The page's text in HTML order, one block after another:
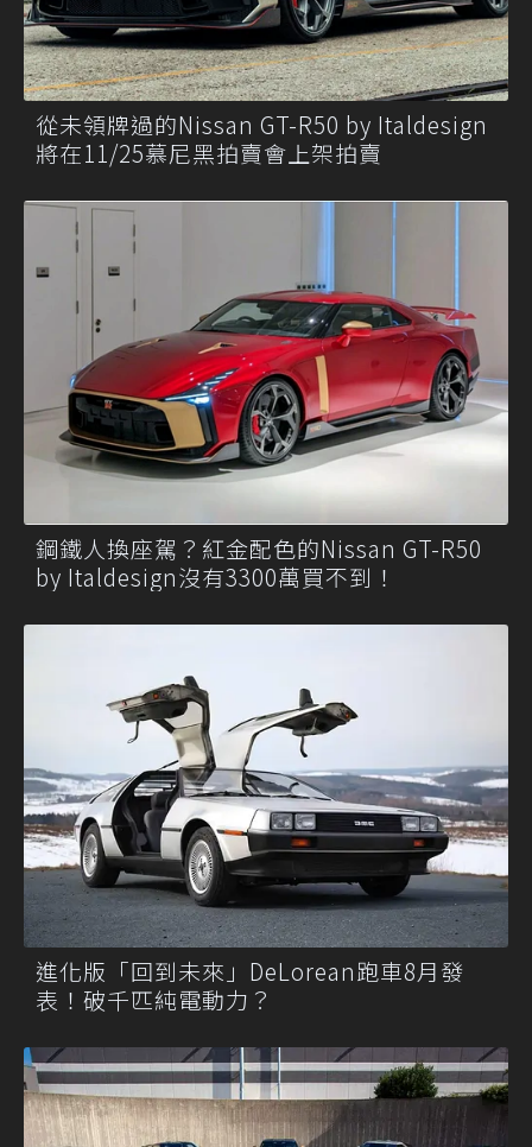
從未領牌過的Nissan GT-R50 by Italdesign
將在11/25慕尼黑拍賣會上架拍賣
鋼鐵人換座駕？紅金配色的Nissan GT-R50
by Italdesign沒有3300萬買不到！
進化版「回到未來」DeLorean跑車8月發
表！破千匹純電動力？